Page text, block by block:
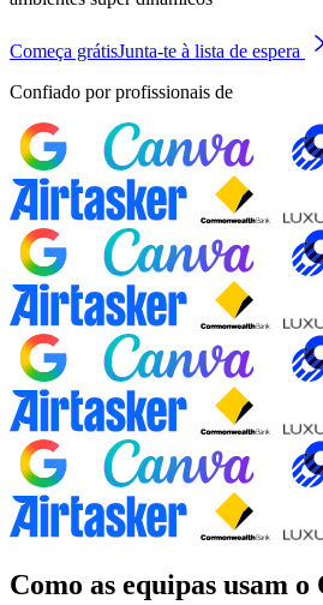
Começa grátisJunta-te à lista de espera
Confiado por profissionais de
Como as equipas usam